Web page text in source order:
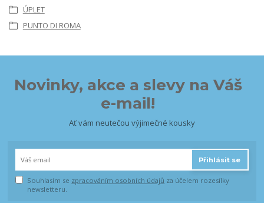
ÚPLET
PUNTO DI ROMA
Novinky, akce a slevy na Váš
e-mail!
Ať vám neutečou výjimečné kousky
Přihlásit se
Souhlasím se zpracováním osobních údajů za účelem rozesílky
newsletteru.